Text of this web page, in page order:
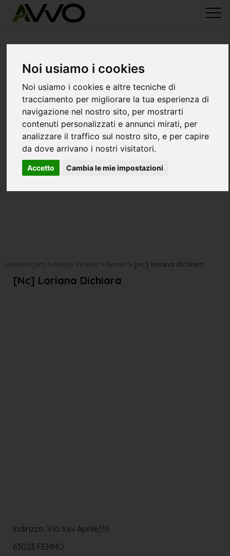
Noi usiamo i cookies
Noi usiamo i cookies e altre tecniche di
tracciamento per migliorare la tua esperienza di
navigazione nel nostro sito, per mostrarti
contenuti personalizzati e annunci mirati, per
analizzare il traffico sul nostro sito, e per capire
da dove arrivano i nostri visitatori.
Accetto Cambia le mie impostazioni
avvo-it.com > Ascoli Piceno > fermo > [nc] loriana dichiara
[nc] Loriana Dichiara
Indirizzo: Via Xxv Aprile,116
63023 FERMO